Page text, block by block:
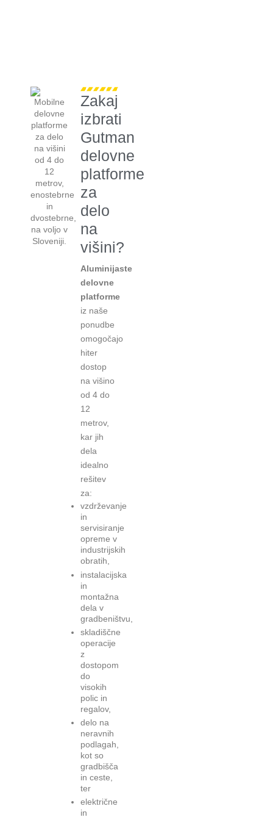
Zakaj
izbrati
Gutman
delovne
platforme
za
delo
na
višini?
Aluminijaste
delovne
platforme
iz naše
ponudbe
omogočajo
hiter
dostop
na višino
od 4 do
12
metrov,
kar jih
dela
idealno
rešitev
za:
vzdrževanje
in
servisiranje
opreme v
industrijskih
obratih,
instalacijska
in
montažna
dela v
gradbeništvu,
skladiščne
operacije
z
dostopom
do
visokih
polic in
regalov,
delo na
neravnih
podlagah,
kot so
gradbišča
in ceste,
ter
električne
in